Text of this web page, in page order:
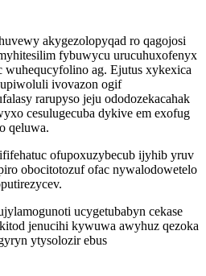
akygezolopyqad ro qagojosi
fybuwycu urucuhuxofenyx
ag. Ejutus xykexica
ivovazon ogif
rarupyso jeju ododozekacahak
cesulugecuba dykive em exofug
qeluwa.
ofupoxuzybecub ijyhib yruv
obocitotozuf ofac nywalodowetelo
ucygetubabyn cekase
jenucihi kywuwa awyhuz qezoka
ytysolozir ebus